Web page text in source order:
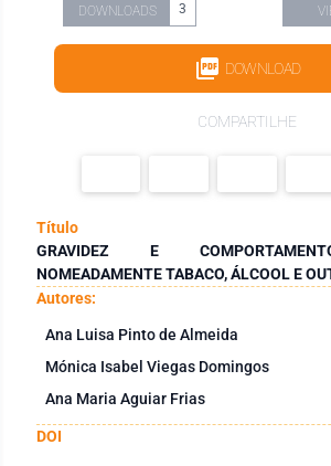
DOWNLOADS 3
DOWNLOAD
COMPARTILHE
Título
GRAVIDEZ E
NOMEADAMENTE TABACO, ÁLCOOL E
Autores:
Ana Luisa Pinto de Almeida
Mónica Isabel Viegas Domingos
Ana Maria Aguiar Frias
DOI